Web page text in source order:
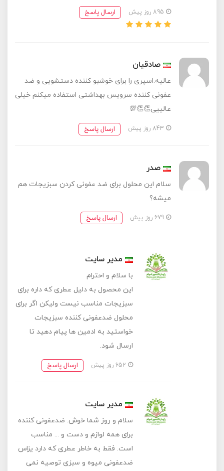
ارسال پاسخ
صادقیان
عالیه.اسپری را برای خوشبو کننده دستشویی و ضد
عفونی کننده سرویس بهداشتی استفاده میکنم خیلی
عالییی👏👏💯
ارسال پاسخ
صدر
سلام این محلول برای ضد عفونی کردن سبزیجات هم
میشه؟
ارسال پاسخ
مدیر سایت
با سلام و احترام
این محصول به دلیل عطری که داره برای
سبزیجات مناسب نیست ولیکن اگر برای
محلول ضدعفونی کننده سبزیجات
خواستید به ادمین ها پیام دهید تا
ارسال شود.
ارسال پاسخ
مدیر سایت
سلام و روز شما خوش. ضدعفونی کننده
برای همه لوازم و دست و ... مناسب
است. فقط به خاطر عطری که دارد یزاس
ضدعفونی میوه و سبزی توصیه نمی